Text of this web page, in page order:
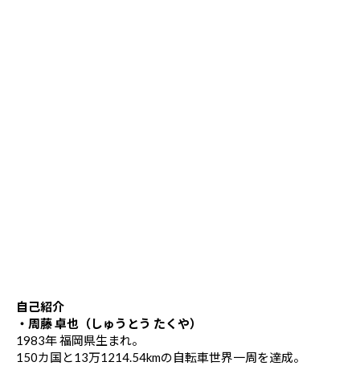
自己紹介
・周藤 卓也（しゅうとう たくや）
1983年 福岡県生まれ。
150カ国と13万1214.54kmの自転車世界一周を達成。